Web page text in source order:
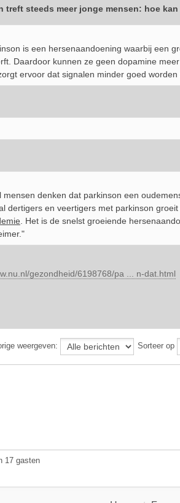
treft steeds meer jonge mensen: hoe kan
is een hersenaandoening waarbij een
Daardoor kunnen ze geen dopamine
ervoor dat signalen minder goed
mensen denken dat parkinson een
dertigers en veertigers met parkinson groeit
. Het is de snelst groeiende
gezondheid/6198768/pa ... n-dat.html
weergeven: Sorteer op
17 gasten